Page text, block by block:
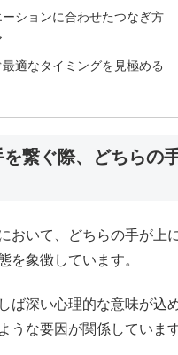
ーションに合わせたつなぎ方
適なタイミングを見極める
繋ぐ際、どちらの
おいて、どちらの手が上
を象徴しています。
ば深い心理的な意味が込
うな要因が関係しています